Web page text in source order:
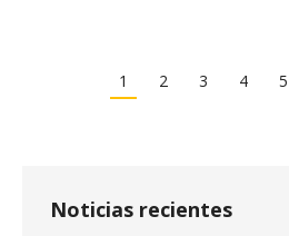
1 2 3 4 5
Noticias recientes